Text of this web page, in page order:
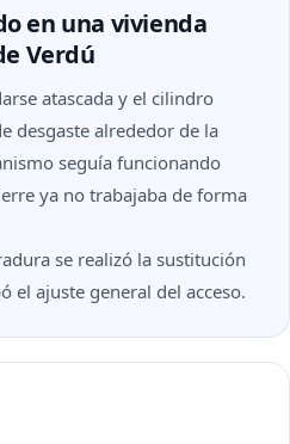
en una vivienda
Verdú
atascada y el cilindro
desgaste alrededor de la
seguía funcionando
ya no trabajaba de forma
se realizó la sustitución
el ajuste general del acceso.